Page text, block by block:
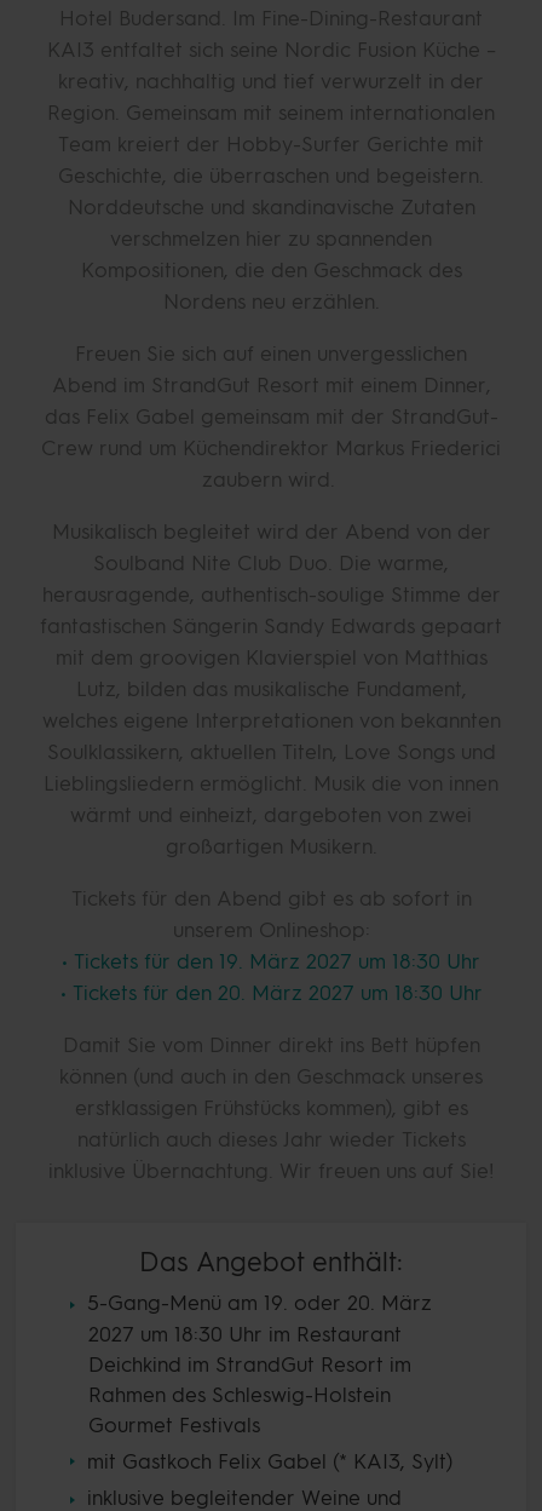
Hotel Budersand. Im Fine-Dining-Restaurant
KAI3 entfaltet sich seine Nordic Fusion Küche –
kreativ, nachhaltig und tief verwurzelt in der
Region. Gemeinsam mit seinem internationalen
Team kreiert der Hobby-Surfer Gerichte mit
Geschichte, die überraschen und begeistern.
Norddeutsche und skandinavische Zutaten
verschmelzen hier zu spannenden
Kompositionen, die den Geschmack des
Nordens neu erzählen.
Freuen Sie sich auf einen unvergesslichen
Abend im StrandGut Resort mit einem Dinner,
das Felix Gabel gemeinsam mit der StrandGut-
Crew rund um Küchendirektor Markus Friederici
zaubern wird.
Musikalisch begleitet wird der Abend von der
Soulband Nite Club Duo. Die warme,
herausragende, authentisch-soulige Stimme der
fantastischen Sängerin Sandy Edwards gepaart
mit dem groovigen Klavierspiel von Matthias
Lutz, bilden das musikalische Fundament,
welches eigene Interpretationen von bekannten
Soulklassikern, aktuellen Titeln, Love Songs und
Lieblingsliedern ermöglicht. Musik die von innen
wärmt und einheizt, dargeboten von zwei
großartigen Musikern.
Tickets für den Abend gibt es ab sofort in
unserem Onlineshop:
• Tickets für den 19. März 2027 um 18:30 Uhr
• Tickets für den 20. März 2027 um 18:30 Uhr
Damit Sie vom Dinner direkt ins Bett hüpfen
können (und auch in den Geschmack unseres
erstklassigen Frühstücks kommen), gibt es
natürlich auch dieses Jahr wieder Tickets
inklusive Übernachtung. Wir freuen uns auf Sie!
Das Angebot enthält:
5-Gang-Menü am 19. oder 20. März
2027 um 18:30 Uhr im Restaurant
Deichkind im StrandGut Resort im
Rahmen des Schleswig-Holstein
Gourmet Festivals
mit Gastkoch Felix Gabel (* KAI3, Sylt)
inklusive begleitender Weine und